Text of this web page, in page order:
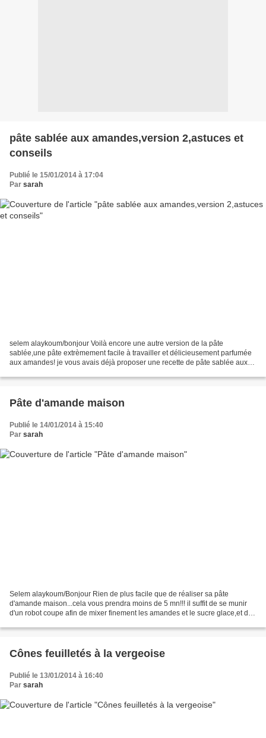
pâte sablée aux amandes,version 2,astuces et
conseils
Publié le 15/01/2014 à 17:04
Par sarah
selem alaykoum/bonjour Voilà encore une autre version de la pâte
sablée,une pâte extrèmement facile à travailler et délicieusement parfumée
aux amandes! je vous avais déjà proposer une recette de pâte sablée aux
Pâte d'amande maison
Publié le 14/01/2014 à 15:40
Par sarah
Selem alaykoum/Bonjour Rien de plus facile que de réaliser sa pâte
d'amande maison...cela vous prendra moins de 5 mn!!! il suffit de se munir
d'un robot coupe afin de mixer finement les amandes et le sucre glace,et de
Cônes feuilletés à la vergeoise
Publié le 13/01/2014 à 16:40
Par sarah